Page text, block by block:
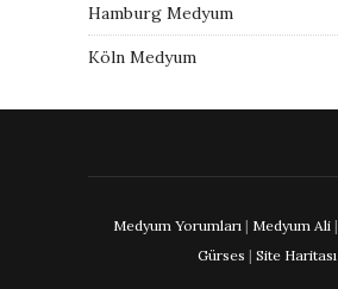
Hamburg Medyum
Köln Medyum
Medyum Yorumları | Medyum Ali |
Gürses | Site Haritası